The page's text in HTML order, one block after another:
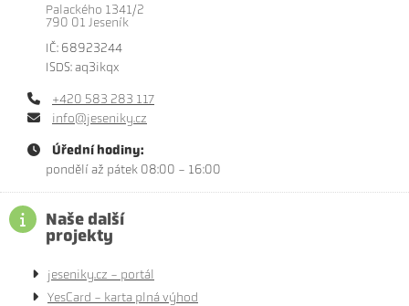
Palackého 1341/2
790 01 Jeseník
IČ: 68923244
ISDS: aq3ikqx
+420 583 283 117
info@jeseniky.cz
Úřední hodiny:
pondělí až pátek 08:00 - 16:00
Naše další
projekty
jeseniky.cz - portál
YesCard - karta plná výhod